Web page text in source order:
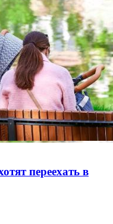
переехать в